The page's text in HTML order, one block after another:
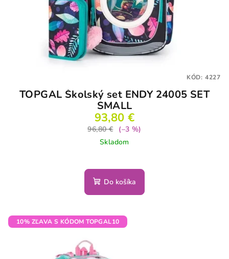
TOPGAL Školský set ENDY 24005 SET
SMALL
93,80 €
96,80 €
(–3 %)
Skladom
Do košíka
KÓD: 4227
10% ZĽAVA S KÓDOM TOPGAL10